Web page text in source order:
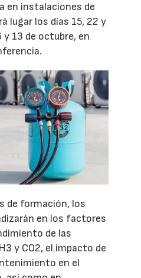
en instalaciones de
lugar los días 15, 22 y
13 de octubre, en
de formación, los
en los factores
de las
y CO2, el impacto de
en el